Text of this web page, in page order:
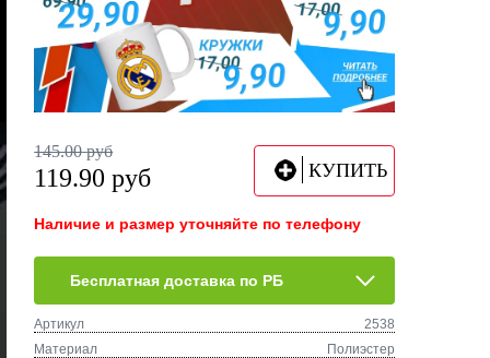
145.00 руб
119.90 руб КУПИТЬ
Наличие и размер уточняйте по телефону
Бесплатная доставка по РБ
Артикул
2538
Материал
Полиэстер